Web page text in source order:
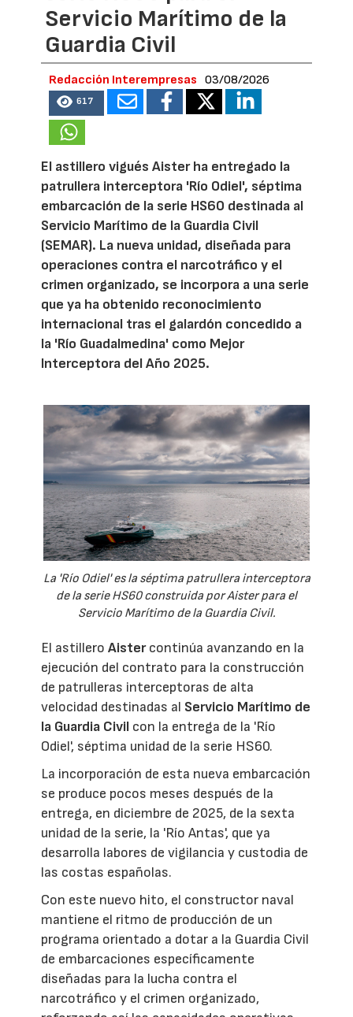
Servicio Marítimo de la
Guardia Civil
Redacción Interempresas 03/08/2026
617
El astillero vigués Aister ha entregado la
patrullera interceptora 'Río Odiel', séptima
embarcación de la serie HS60 destinada al
Servicio Marítimo de la Guardia Civil
(SEMAR). La nueva unidad, diseñada para
operaciones contra el narcotráfico y el
crimen organizado, se incorpora a una serie
que ya ha obtenido reconocimiento
internacional tras el galardón concedido a
la 'Río Guadalmedina' como Mejor
Interceptora del Año 2025.
La 'Río Odiel' es la séptima patrullera interceptora
de la serie HS60 construida por Aister para el
Servicio Marítimo de la Guardia Civil.
El astilleroAistercontinúa avanzando en la
ejecución del contrato para la construcción
de patrulleras interceptoras de alta
velocidad destinadas al Servicio Marítimo de
la Guardia Civil con la entrega de la 'Río
Odiel', séptima unidad de la serie HS60.
La incorporación de esta nueva embarcación
se produce pocos meses después de la
entrega, en diciembre de 2025, de la sexta
unidad de la serie, la 'Río Antas', que ya
desarrolla labores de vigilancia y custodia de
las costas españolas.
Con este nuevo hito, el constructor naval
mantiene el ritmo de producción de un
programa orientado a dotar a la Guardia Civil
de embarcaciones específicamente
diseñadas para la lucha contra el
narcotráfico y el crimen organizado,